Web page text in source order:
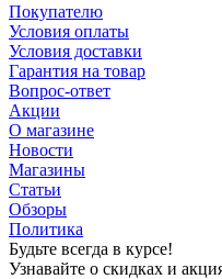
Покупателю
Условия оплаты
Условия доставки
Гарантия на товар
Вопрос-ответ
Акции
О магазине
Новости
Магазины
Статьи
Обзоры
Политика
Будьте всегда в курсе!
Узнавайте о скидках и